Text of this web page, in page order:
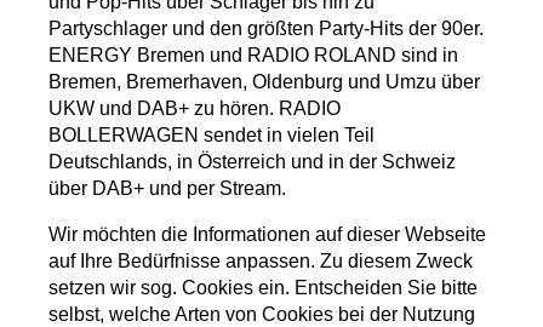
Partyschlager und den größten Party-Hits der 90er.
ENERGY Bremen und RADIO ROLAND sind in
Bremen, Bremerhaven, Oldenburg und Umzu über
UKW und DAB+ zu hören. RADIO
BOLLERWAGEN sendet in vielen Teil
Deutschlands, in Österreich und in der Schweiz
über DAB+ und per Stream.
Wir möchten die Informationen auf dieser Webseite
auf Ihre Bedürfnisse anpassen. Zu diesem Zweck
setzen wir sog. Cookies ein. Entscheiden Sie bitte
selbst, welche Arten von Cookies bei der Nutzung